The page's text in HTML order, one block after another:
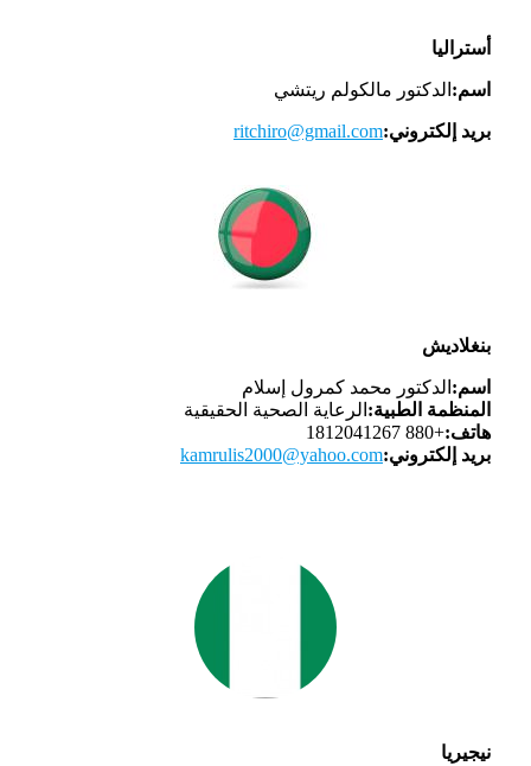
أستراليا
اسم: الدكتور مالكولم ريتشي
بريد إلكتروني:ritchiro@gmail.com
بنغلاديش
اسم: الدكتور محمد كمرول إسلام
المنظمة الطبية: الرعاية الصحية الحقيقية
هاتف:+880 1812041267
بريد إلكتروني:kamrulis2000@yahoo.com
نيجيريا